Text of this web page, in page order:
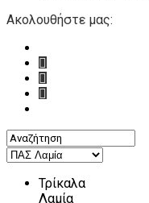
Ακολουθήστε μας:
Τρίκαλα
Λαμία